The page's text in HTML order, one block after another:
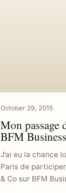
October 29, 2015
Mon passage
BFM Business
J’ai eu la chance
Paris de
& Co sur BFM